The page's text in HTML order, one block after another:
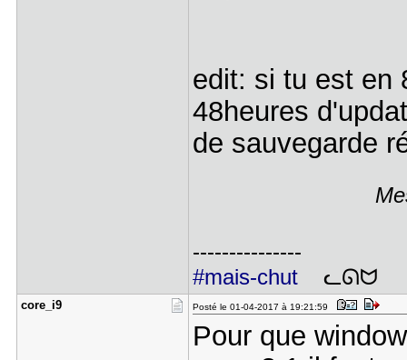
edit: si tu est en
48heures
de sauvegarde
---------------
#mais-chutᓚᘏᗢ
core_i9 Posté le 01-04-2017 à 19:21:59
Pour que